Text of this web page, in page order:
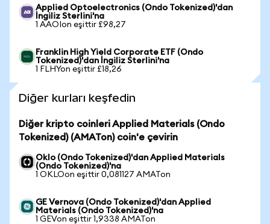
Applied Optoelectronics (Ondo Tokenized)'dan
İngiliz Sterlini'na
1 AAOIon eşittir £98,27
Franklin High Yield Corporate ETF (Ondo
Tokenized)'dan İngiliz Sterlini'na
1 FLHYon eşittir £18,26
Diğer kurları keşfedin
Diğer kripto coinleri Applied Materials (Ondo
Tokenized) (AMATon) coin'e çevirin
Oklo (Ondo Tokenized)'dan Applied Materials
(Ondo Tokenized)'na
1 OKLOon eşittir 0,081127 AMATon
GE Vernova (Ondo Tokenized)'dan Applied
Materials (Ondo Tokenized)'na
1 GEVon eşittir 1,9338 AMATon